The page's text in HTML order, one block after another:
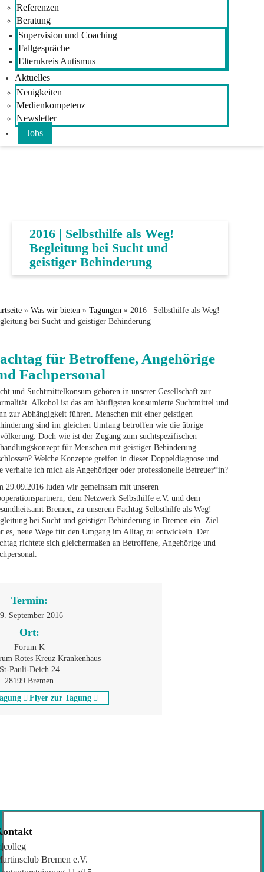
Referenzen
Beratung
Supervision und Coaching
Fallgespräche
Elternkreis Autismus
Aktuelles
Neuigkeiten
Medienkompetenz
Newsletter
Jobs
2016 | Selbsthilfe als Weg!
Begleitung bei Sucht und
geistiger Behinderung
» Was wir bieten » Tagungen » 2016 | Selbsthilfe als Weg!
bei Sucht und geistiger Behinderung
für Betroffene, Angehörige
Fachpersonal
und Suchtmittelkonsum gehören in unserer Gesellschaft zur
Alkohol ist das am häufigsten konsumierte Suchtmittel und
zur Abhängigkeit führen. Menschen mit einer geistigen
sind im gleichen Umfang betroffen wie die übrige
Doch wie ist der Zugang zum suchtspezifischen
für Menschen mit geistiger Behinderung
Welche Konzepte greifen in dieser Doppeldiagnose und
verhalte ich mich als Angehöriger oder professionelle Betreuer*in?
29.09.2016 luden wir gemeinsam mit unseren
dem Netzwerk Selbsthilfe e.V. und dem
Bremen, zu unserem Fachtag Selbsthilfe als Weg! –
bei Sucht und geistiger Behinderung in Bremen ein. Ziel
es, neue Wege für den Umgang im Alltag zu entwickeln. Der
richtete sich gleichermaßen an Betroffene, Angehörige und
Termin:
September 2016
Ort:
Forum K
Rotes Kreuz Krankenhaus
Pauli-Deich 24
28199 Bremen
Flyer zur Tagung
Bremen e.V.